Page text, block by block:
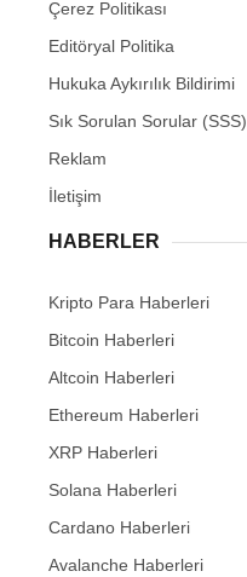
Çerez Politikası
Editöryal Politika
Hukuka Aykırılık Bildirimi
Sık Sorulan Sorular (SSS)
Reklam
İletişim
HABERLER
Kripto Para Haberleri
Bitcoin Haberleri
Altcoin Haberleri
Ethereum Haberleri
XRP Haberleri
Solana Haberleri
Cardano Haberleri
Avalanche Haberleri